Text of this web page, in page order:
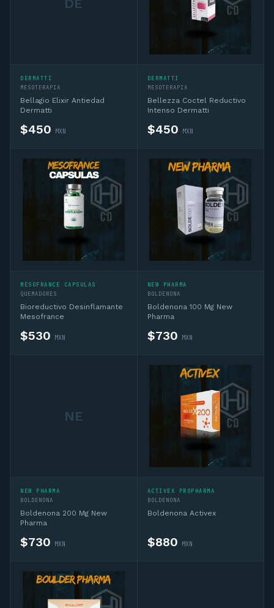
DE
DERMATTI
MESOTERAPIA
Bellagio Elixir Antiedad
Dermatti
$450 MXN
DERMATTI
MESOTERAPIA
Bellezza Coctel Reductivo
Intenso Dermatti
$450 MXN
MESOFRANCE CAPSULAS
QUEMADORES
Bioreductivo Desinflamante
Mesofrance
$530 MXN
NEW PHARMA
BOLDENONA
Boldenona 100 Mg New
Pharma
$730 MXN
NE
NEW PHARMA
BOLDENONA
Boldenona 200 Mg New
Pharma
$730 MXN
ACTIVEX PROPHARMA
BOLDENONA
Boldenona Activex
$880 MXN
En línea — IA + asesor humano si lo necesitas
Hola, soy el asesor virtual de Complementos
Deportivos MX. Pregúntame sobre
complementos deportivos, sustancias, ciclos
necesitas algo personalizado te conecto